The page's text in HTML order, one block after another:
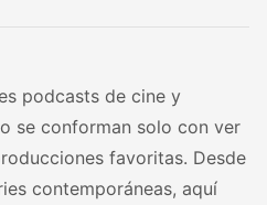
podcasts de cine y
se conforman solo con ver
favoritas. Desde
contemporáneas, aquí